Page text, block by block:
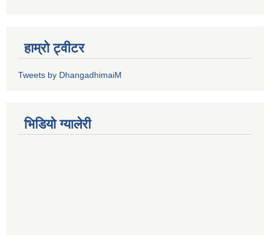
हाम्रो ट्वीटर
Tweets by DhangadhimaiM
भिडियाे ग्यालेरी